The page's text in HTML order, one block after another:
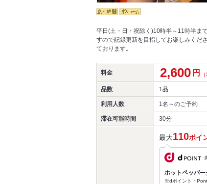
平日(土・日・祝除く)10時半～11時半ま
すので記録更新を目指してお楽しみくだ
ております。
料金 2,600 円
品数 1品
利用人数 1名～のご予約
滞在可能時間 30分
最大110ポイ
ホットペッパ
※dポイント・